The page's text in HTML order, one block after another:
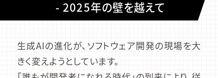
- 2025年の壁を越えて
生成AIの進化が、ソフトウェア開発の現場を大
きく変えようとしています。